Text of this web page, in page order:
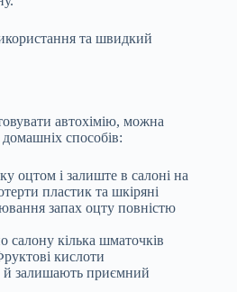
та швидкий
автохімію, можна
способів:
оцтом і залиште в салоні на
пластик та шкіряні
запах оцту повністю
салону кілька шматочків
кислоти
й залишають приємний